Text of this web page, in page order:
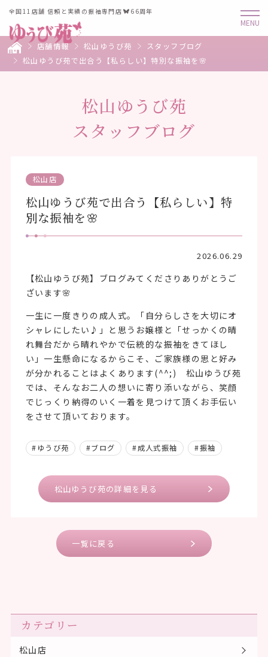
全国11店舗 信頼と実績の振袖専門店 66周年
店舗情報 松山ゆうび苑
スタッフブログ
松山ゆうび苑で出合う【私らしい】特別な振袖を🌸
松山ゆうび苑
スタッフブログ
松山店
松山ゆうび苑で出合う【私らしい】特
別な振袖を🌸
2026.06.29
【松山ゆうび苑】ブログみてくださりありがとうご
ざいます🌸
一生に一度きりの成人式。「自分らしさを大切にオ
シャレにしたい♪」と思うお嬢様と「せっかくの晴
れ舞台だから晴れやかで伝統的な振袖をきてほし
い」一生懸命になるからこそ、ご家族様の思と好み
が分かれることはよくあります(^^;) 松山ゆうび苑
では、そんなお二人の想いに寄り添いながら、笑顔
でじっくり納得のいく一着を見つけて頂くお手伝い
をさせて頂いております。
#ゆうび苑 #ブログ #成人式振袖 #振袖
松山ゆうび苑の詳細を見る
一覧に戻る
カテゴリー
松山店